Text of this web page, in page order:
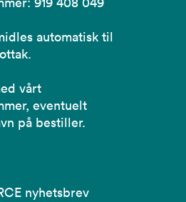
automatisk til
vårt
eventuelt
på bestiller.
nyhetsbrev